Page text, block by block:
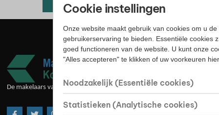
De makelaars van goede huize
Cookie instellingen
Onze website maakt gebruik van cookies om u
gebruikerservaring te bieden. Essentiële cookies
goed functioneren van de website. U kunt onze
"Alles accepteren" te klikken of uw voorkeuren
Noodzakelijk (Essentiële cookies)
Statistieken (Analytische cookies)